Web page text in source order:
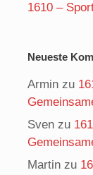
1610 –
Neueste
Armin zu
Sven zu
Martin zu